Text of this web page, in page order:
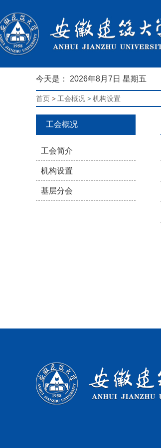
今天是： 2026年8月7日 星期五
首页 工会概况 机构设置
工会概况
工会简介
机构设置
基层分会